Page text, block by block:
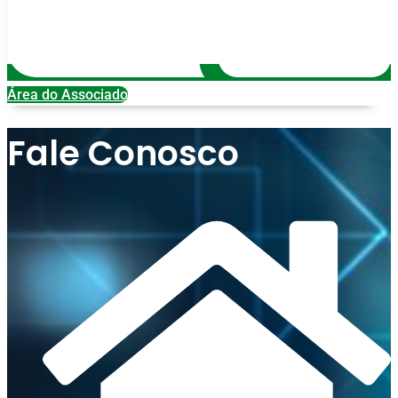
Área do Associado
Fale Conosco